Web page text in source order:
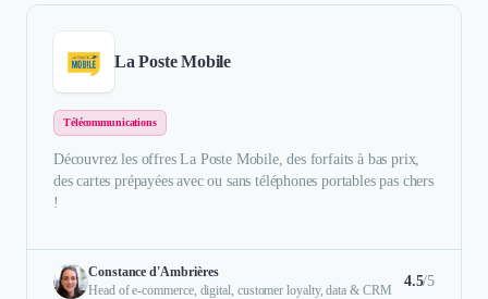
La Poste Mobile
Télécommunications
Découvrez les offres La Poste Mobile, des forfaits à bas prix,
des cartes prépayées avec ou sans téléphones portables pas chers
!
Constance d'Ambrières
Head of e-commerce, digital, customer loyalty, data & CRM
4.5/5